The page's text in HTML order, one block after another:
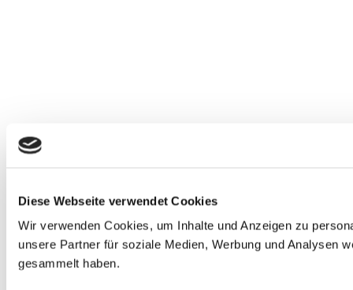
Diese Webseite verwendet Cookies
Wir verwenden Cookies, um Inhalte und Anzeigen zu
unsere Partner für soziale Medien, Werbung und Analysen
gesammelt haben.